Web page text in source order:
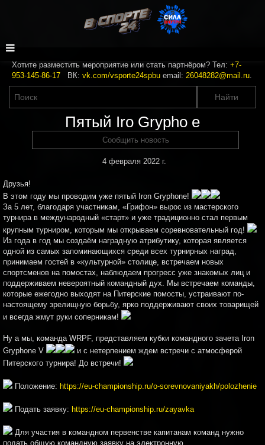
Хотите разместить мероприятие или стать партнёром? Тел: +7-
953-145-86-17 ВК: vk.com/vsporte24spbu email: 26048282@mail.ru.
Пятый Iro Grypho e
Сообщить новость
4 февраля 2022 г.
Друзья!
В этом году мы проводим уже пятый Iron Gryphone!
За 5 лет, благодаря участникам, «Грифон» вырос из мастерского
турнира в международный «старт» и уже традиционно стал первым
крупным турниром, которым мы открываем соревновательный год!
Из года в год мы создаём наградную атрибутику, которая является
одной из самых запоминающихся среди всех турнирных наград,
принимаем гостей в «культурной» столице, встречаем новых
спортсменов на помостах, наблюдаем прогресс уже знакомых лиц и
поддерживаем невероятный командный дух. Мы встречаем команды,
которые ежегодно выходят на Питерские помосты, устраивают по-
настоящему зрелищную борьбу, ярко поддерживают своих товарищей
и всегда жмут руки соперникам!
Ну а мы, команда WRPF, представляем кубки командного зачета Iron
Gryphone V
и с нетерпением ждем встречи с атмосферой
Питерского турнира! До встречи!
Положение: https://eu-championship.ru/o-sorevnovaniyakh/polozhenie
Подать заявку: https://eu-championship.ru/zayavka
Для участия в командном первенстве капитанам команд нужно
подать общую командную заявку на электронную